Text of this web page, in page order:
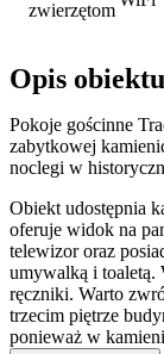
zwierzętom
Opis obiektu
Pokoje gościnne
zabytkowej
noclegi w
Obiekt udostępnia
oferuje widok na
telewizor oraz
umywalką i toaletą.
ręczniki. Warto
trzecim piętrze
ponieważ w